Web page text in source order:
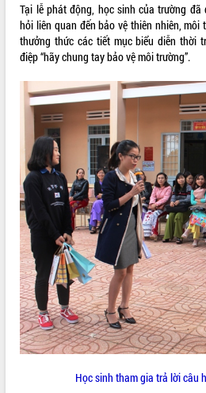
VIDEO
Loading the player...
Hội nghị UBND tỉnh Đắk Lắk thường kỳ
tháng 7/2026
Lễ truy tặng danh hiệu “Bà Mẹ Việt
Nam Anh hùng” và trao Huân chương
Tại lễ phát động, học sinh của trường
hỏi liên quan đến bảo vệ thiên nhiên,
thưởng thức các tiết mục biểu diễn thời
điệp “hãy chung tay bảo vệ môi trường”.
Học sinh tham gia trả lời câu